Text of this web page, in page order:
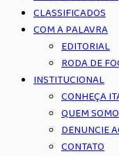
CLASSIFICADOS
COM A PALAVRA
EDITORIAL
RODA DE
INSTITUCIONAL
CONHEÇA
QUEM
DENUNCIE
CONTATO